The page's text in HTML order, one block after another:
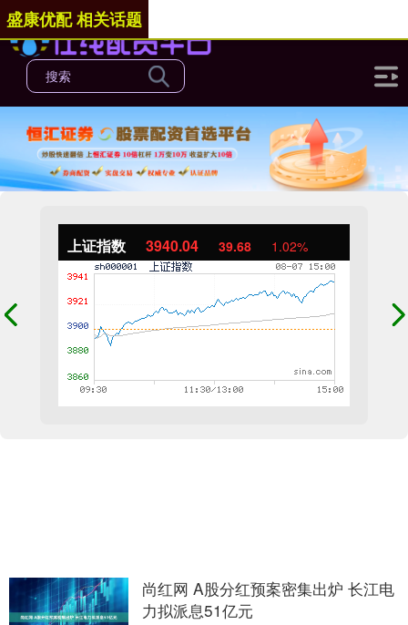
上证指数 3940.04 39.68 1.02%
盛康优配 相关话题
尚红网 A股分红预案密集出炉 长江电
力拟派息51亿元